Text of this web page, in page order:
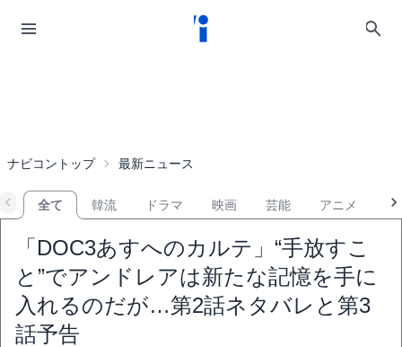
ナビコントップ 最新ニュース
全て 韓流 ドラマ 映画 芸能 アニメ
「DOC3あすへのカルテ」“手放すこ
と”でアンドレアは新たな記憶を手に
入れるのだが…第2話ネタバレと第3
話予告